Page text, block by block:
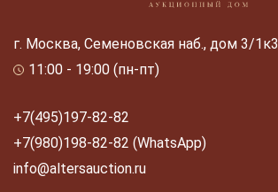
г. Москва, Семеновская наб., дом 3/1к3
11:00 - 19:00 (пн-пт)
+7(495)197-82-82
+7(980)198-82-82 (WhatsApp)
info@altersauction.ru